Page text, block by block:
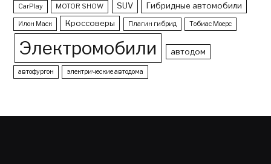
CarPlay MOTOR SHOW SUV Гибридные автомобили
Илон Маск Кроссоверы Плагин гибрид Тобиас Моерс
Электромобили автодом
автофургон электрические автодома